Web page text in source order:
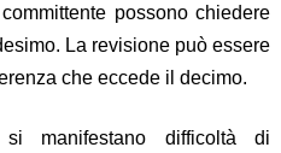
possono chiedere
La revisione può essere
che eccede il decimo.
manifestano difficoltà di